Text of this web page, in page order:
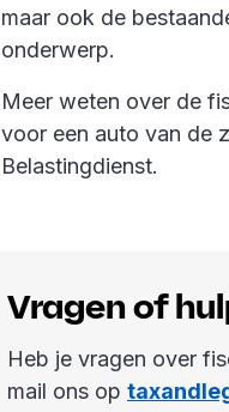
maar ook de
onderwerp.
Meer weten over de
voor een auto van de
Belastingdienst.
Vragen of
Heb je vragen over
mail ons op